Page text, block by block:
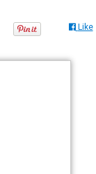
Like